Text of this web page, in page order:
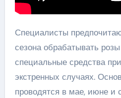
Специалисты
сезона обрабатывать
специальные средства
экстренных случаях.
проводятся в мае, июне и